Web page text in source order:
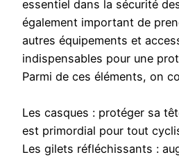
essentiel dans la sécurité
également important de
autres équipements et
indispensables pour une
Parmi de ces éléments, on
Les casques : protéger sa
est primordial pour tout
Les gilets réfléchissants :